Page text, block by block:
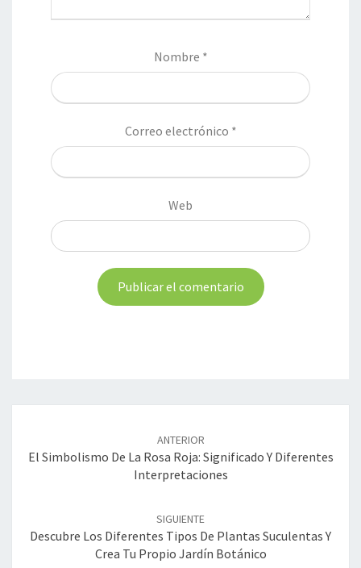
Nombre *
Correo electrónico *
Web
entradas
ANTERIOR
El Simbolismo De La Rosa Roja: Significado Y Diferentes
Interpretaciones
SIGUIENTE
Descubre Los Diferentes Tipos De Plantas Suculentas Y
Crea Tu Propio Jardín Botánico